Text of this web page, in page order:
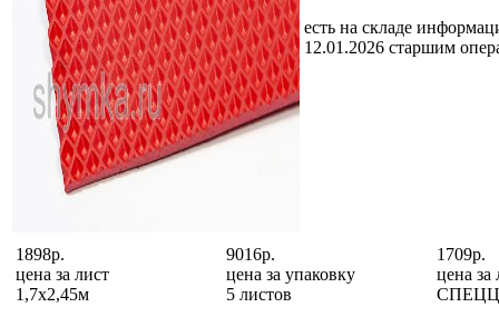
есть на складе
12.01.2026 старшим
1898р.
цена за лист
1,7х2,45м
9016р.
цена за упаковку
5 листов
1709р.
цена за